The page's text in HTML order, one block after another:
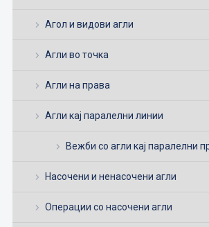
Агол и видови агли
Агли во точка
Агли на права
Агли кај паралелни линии
Вежби со агли кај паралелни
Насочени и ненасочени агли
Операции со насочени агли